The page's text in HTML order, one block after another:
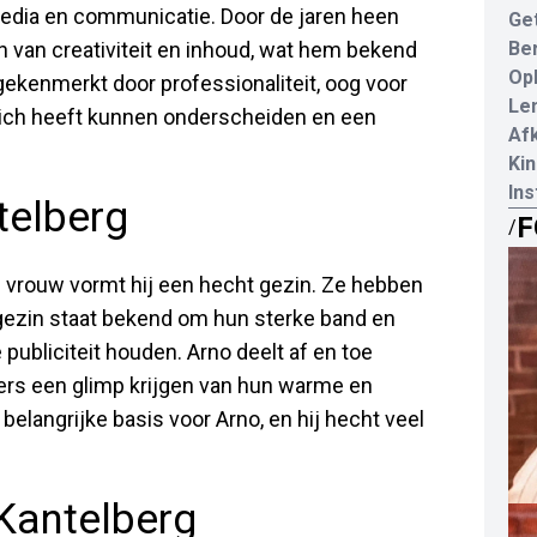
en communicatie. Door de jaren heen
creativiteit en inhoud, wat hem bekend
door professionaliteit, oog voor
heeft kunnen onderscheiden en een
vormt hij een hecht gezin. Ze hebben
staat bekend om hun sterke band en
houden. Arno deelt af en toe
een glimp krijgen van hun warme en
basis voor Arno, en hij hecht veel
/